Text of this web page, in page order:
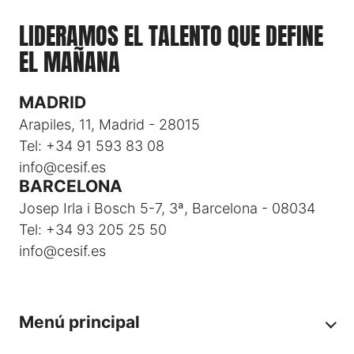
LIDERAMOS EL TALENTO QUE DEFINE
EL MAÑANA
MADRID
Arapiles, 11, Madrid - 28015
Tel: +34 91 593 83 08
info@cesif.es
BARCELONA
Josep Irla i Bosch 5-7, 3ª, Barcelona - 08034
Tel: +34 93 205 25 50
info@cesif.es
Menú principal